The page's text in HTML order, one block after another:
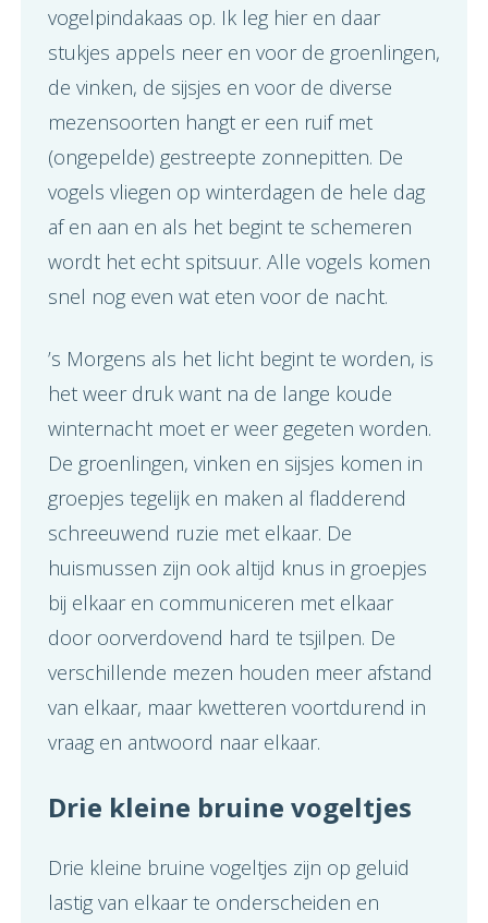
vogelpindakaas op. Ik leg hier en daar
stukjes appels neer en voor de groenlingen,
de vinken, de sijsjes en voor de diverse
mezensoorten hangt er een ruif met
(ongepelde) gestreepte zonnepitten. De
vogels vliegen op winterdagen de hele dag
af en aan en als het begint te schemeren
wordt het echt spitsuur. Alle vogels komen
snel nog even wat eten voor de nacht.
’s Morgens als het licht begint te worden, is
het weer druk want na de lange koude
winternacht moet er weer gegeten worden.
De groenlingen, vinken en sijsjes komen in
groepjes tegelijk en maken al fladderend
schreeuwend ruzie met elkaar. De
huismussen zijn ook altijd knus in groepjes
bij elkaar en communiceren met elkaar
door oorverdovend hard te tsjilpen. De
verschillende mezen houden meer afstand
van elkaar, maar kwetteren voortdurend in
vraag en antwoord naar elkaar.
Drie kleine bruine vogeltjes
Drie kleine bruine vogeltjes zijn op geluid
lastig van elkaar te onderscheiden en